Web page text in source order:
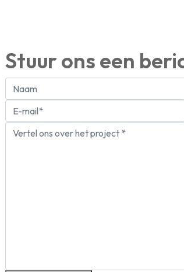
Stuur ons een